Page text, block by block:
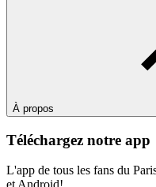
À propos
Téléchargez notre app
L'app de tous les fans du